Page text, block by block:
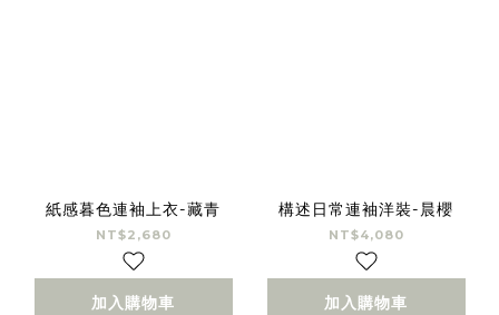
紙感暮色連袖上衣-藏青
NT$2,680
加入購物車
構述日常連袖洋裝-晨櫻
NT$4,080
加入購物車